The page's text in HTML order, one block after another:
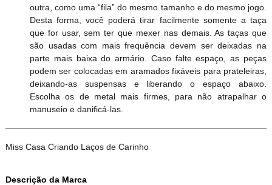
outra, como uma “fila” do mesmo tamanho e do mesmo jogo.
Desta forma, você poderá tirar facilmente somente a taça
que for usar, sem ter que mexer nas demais. As taças que
são usadas com mais frequência devem ser deixadas na
parte mais baixa do armário. Caso falte espaço, as peças
podem ser colocadas em aramados fixáveis para prateleiras,
deixando-as suspensas e liberando o espaço abaixo.
Escolha os de metal mais firmes, para não atrapalhar o
manuseio e danificá-las.
Miss Casa Criando Laços de Carinho
Descrição da Marca